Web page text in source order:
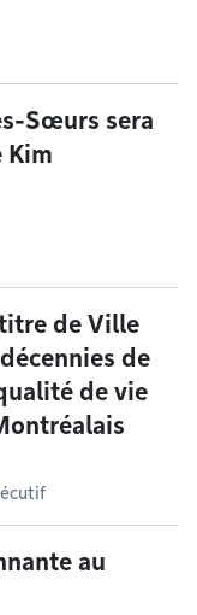
Sœurs sera
Kim
de Ville
de
de vie
au